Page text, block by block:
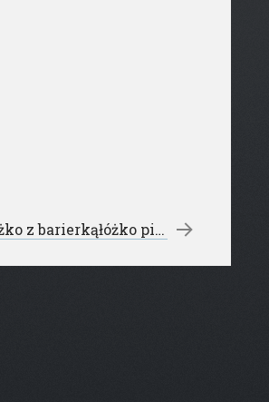
Sypialnia dla dziecka – łóżko z barierkąłóżko piętrowe